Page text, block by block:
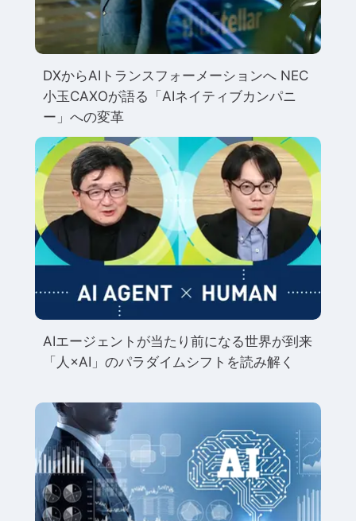
DXからAIトランスフォーメーションへ NEC
小玉CAXOが語る「AIネイティブカンパニ
ー」への変革
AIエージェントが当たり前になる世界が到来
「人×AI」のパラダイムシフトを読み解く